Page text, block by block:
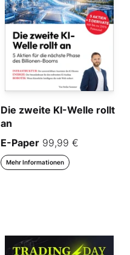
Die zweite KI-Welle rollt
an
E-Paper 99,99 €
Mehr Informationen